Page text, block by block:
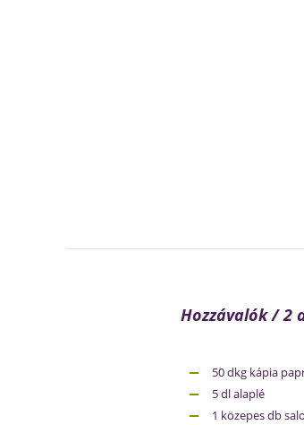
Hozzávalók / 2
50 dkg kápia
5 dl alaplé
1 közepes db